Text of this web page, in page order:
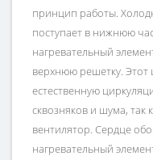
принцип работы.
поступает в нижнюю
нагревательный
верхнюю решетку.
естественную
сквозняков и шума, так
вентилятор. Сердце
нагревательный